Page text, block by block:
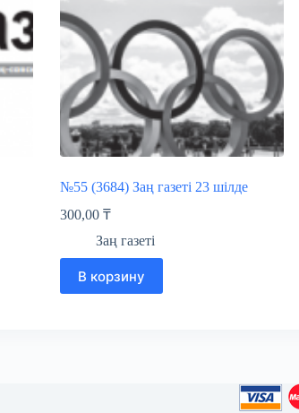
№55 (3684) Заң газеті 23 шілде
300,00 ₸
Заң газеті
В корзину